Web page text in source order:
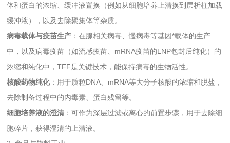
体和蛋白的浓缩、缓冲液置换（例如从细胞培养上清换到层析柱加载
缓冲液），以及去除聚集体等杂质。
病毒载体与疫苗生产 ：在腺相关病毒、慢病毒等基因*载体的生产
中，以及病毒疫苗（如流感疫苗、mRNA疫苗的LNP包封后纯化）的
浓缩和纯化中，TFF是关键技术，能保持病毒的生物活性。
核酸药物纯化：用于质粒DNA、mRNA等大分子核酸的浓缩和脱盐，
去除制备过程中的内毒素、蛋白残留等。
细胞培养液的澄清 ：可作为深层过滤或离心的前置步骤，用于去除细
胞碎片，获得澄清的上清液。